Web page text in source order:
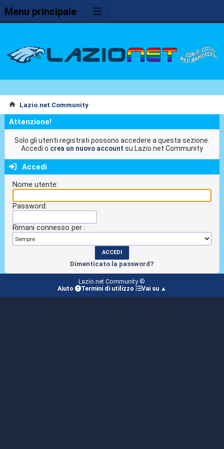
Menu principale
Lazio.net Community
Attenzione!
Solo gli utenti registrati possono accedere a questa sezione.
Accedi o crea un nuovo account su Lazio.net Community
Accedi
Nome utente:
Password:
Rimani connesso per :
Dimenticato la password?
Lazio.net Community ©
Aiuto
Termini di utilizzo Vai su ▲